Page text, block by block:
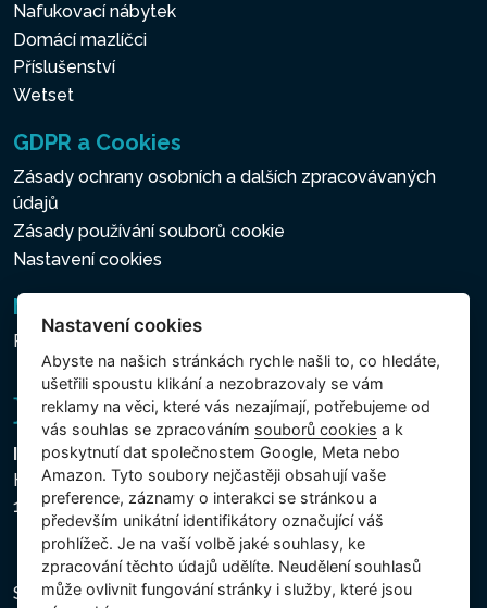
Nafukovací nábytek
Domácí mazlíčci
Příslušenství
Wetset
GDPR a Cookies
Zásady ochrany osobních a dalších zpracovávaných
údajů
Zásady používání souborů cookie
Nastavení cookies
Newsletter
Přihlášení k odběru novinek
Intex Trading, s.r.o.
Hradecká 2526/3
130 00 Praha 3 - Česká republika
Společnost je zapsána u Městského soudu v Praze,
Nastavení cookies
Abyste na našich stránkách rychle našli to, co hledáte,
ušetřili spoustu klikání a nezobrazovaly se vám
reklamy na věci, které vás nezajímají, potřebujeme od
vás souhlas se zpracováním souborů cookies a k
poskytnutí dat společnostem Google, Meta nebo
Amazon. Tyto soubory nejčastěji obsahují vaše
preference, záznamy o interakci se stránkou a
především unikátní identifikátory označující váš
prohlížeč. Je na vaší volbě jaké souhlasy, ke
zpracování těchto údajů udělíte. Neudělení souhlasů
může ovlivnit fungování stránky i služby, které jsou